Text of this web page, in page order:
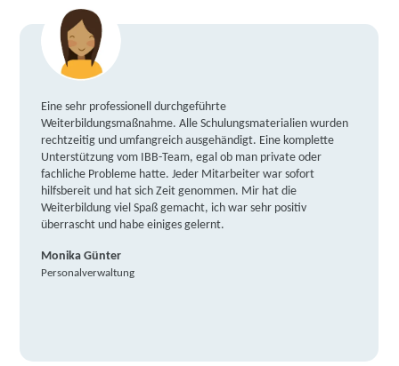
Eine sehr professionell durchgeführte
Weiterbildungsmaßnahme. Alle Schulungsmaterialien wurden
rechtzeitig und umfangreich ausgehändigt. Eine komplette
Unterstützung vom IBB-Team, egal ob man private oder
fachliche Probleme hatte. Jeder Mitarbeiter war sofort
hilfsbereit und hat sich Zeit genommen. Mir hat die
Weiterbildung viel Spaß gemacht, ich war sehr positiv
überrascht und habe einiges gelernt.
Monika Günter
Personalverwaltung